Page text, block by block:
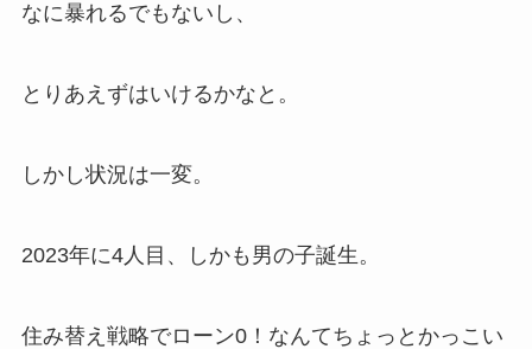
なに暴れるでもないし、
とりあえずはいけるかなと。
しかし状況は一変。
2023年に4人目、しかも男の子誕生。
住み替え戦略でローン0！なんてちょっとかっこい